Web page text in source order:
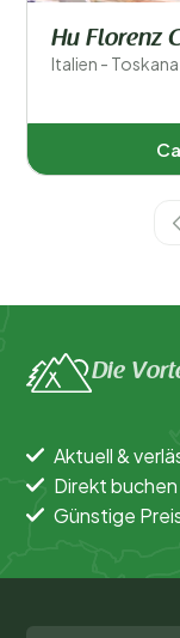
Hu Florenz
Italien -
Die
Aktuell &
Direkt buchen
Günstige